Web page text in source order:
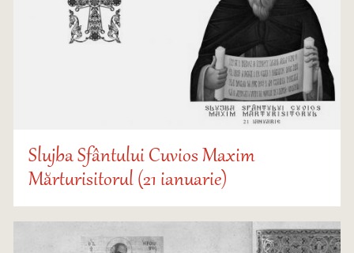
Slujba Sfântului Cuvios Maxim
Mărturisitorul (21 ianuarie)